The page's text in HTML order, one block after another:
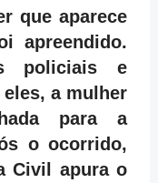
que aparece
apreendido.
policiais e
a mulher
para a
o ocorrido,
Civil apura o